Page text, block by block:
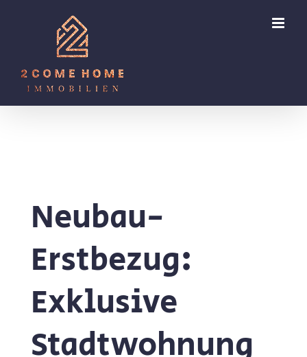
Neubau-
Erstbezug:
Exklusive
Stadtwohnung